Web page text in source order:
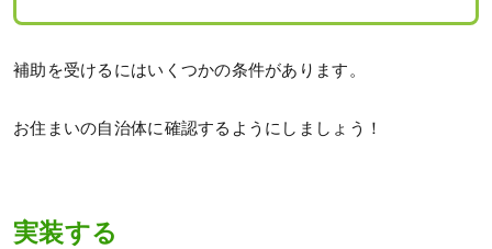
補助を受けるにはいくつかの条件があります。
お住まいの自治体に確認するようにしましょう！
実装する